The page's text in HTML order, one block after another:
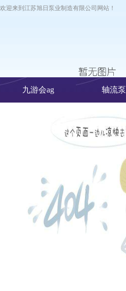
欢迎来到江苏旭日泵业制造有限公司网站！
九游会ag 轴流泵